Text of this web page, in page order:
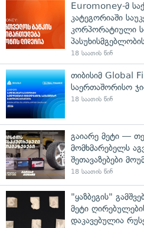
Euromoney-მ
კატეგორიაში
კორპორატიული
18 საათის წინ
თიბისიმ Global
საერთაშორისო
18 საათის წინ
გაიარე მეტი —
მომხმარებელს
შეთავაზებები
18 საათის წინ
"ყაზბეგის"
მეტი
დაკავებულია